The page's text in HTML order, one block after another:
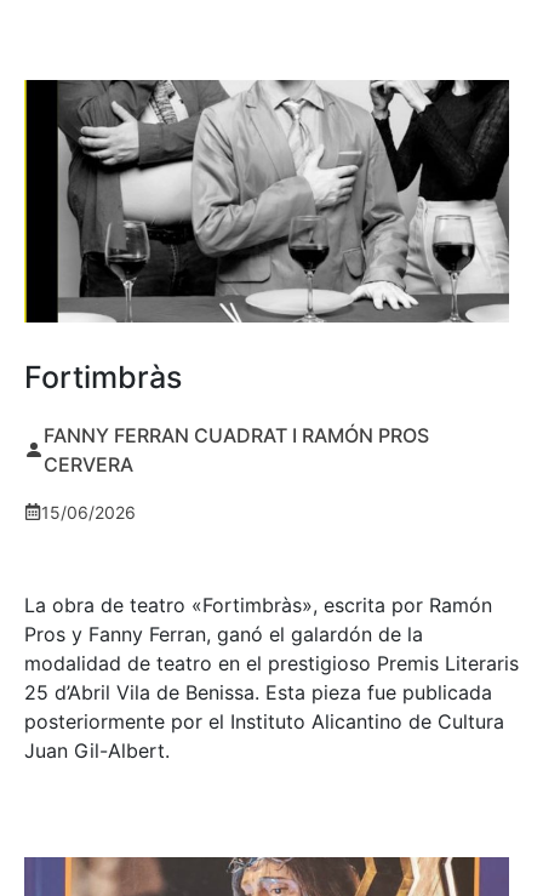
Fortimbràs
FANNY FERRAN CUADRAT I RAMÓN PROS
CERVERA
15/06/2026
La obra de teatro «Fortimbràs», escrita por Ramón
Pros y Fanny Ferran, ganó el galardón de la
modalidad de teatro en el prestigioso Premis Literaris
25 d’Abril Vila de Benissa. Esta pieza fue publicada
posteriormente por el Instituto Alicantino de Cultura
Juan Gil-Albert.